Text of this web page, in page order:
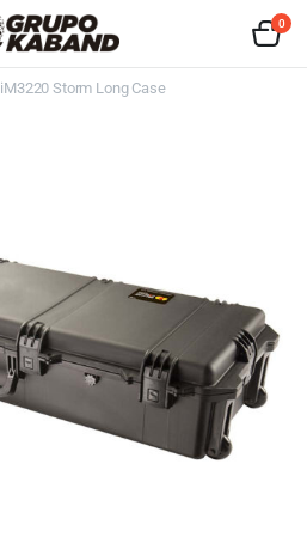
0
iM3220 Storm Long Case